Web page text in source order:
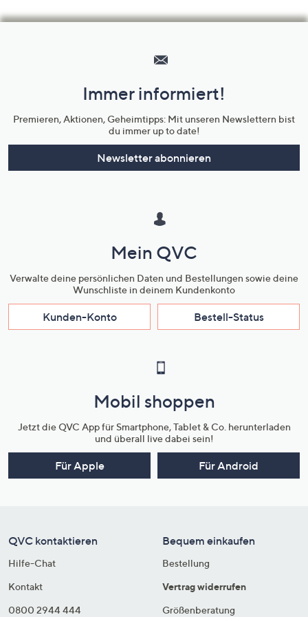
Unternehmensinformationen
Immer informiert!
Premieren, Aktionen, Geheimtipps: Mit unseren Newslettern bist
du immer up to date!
Newsletter abonnieren
Mein QVC
Verwalte deine persönlichen Daten und Bestellungen sowie deine
Wunschliste in deinem Kundenkonto
Kunden-Konto Bestell-Status
Mobil shoppen
Jetzt die QVC App für Smartphone, Tablet & Co. herunterladen
und überall live dabei sein!
Für Apple Für Android
QVC kontaktieren
Hilfe-Chat
Kontakt
0800 2944 444
Bequem einkaufen
Bestellung
Vertrag widerrufen
Größenberatung